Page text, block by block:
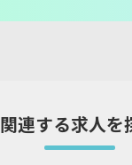
関連する求人を